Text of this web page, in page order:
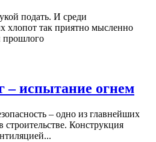
подать. И среди
хлопот так приятно мысленно
прошлого
– испытание огнем
– одно из главнейших
строительстве. Конструкция